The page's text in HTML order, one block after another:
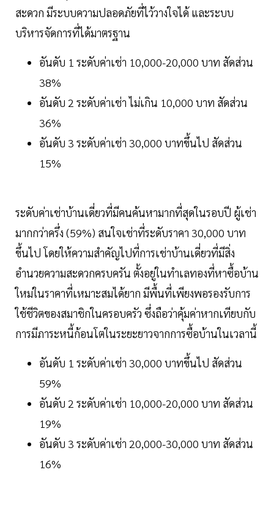
สะดวก มีระบบความปลอดภัยที่ไว้วางใจได้ และระบบ
บริหารจัดการที่ได้มาตรฐาน
อันดับ 1 ระดับค่าเช่า 10,000-20,000 บาท สัดส่วน
38%
อันดับ 2 ระดับค่าเช่า ไม่เกิน 10,000 บาท สัดส่วน
36%
อันดับ 3 ระดับค่าเช่า 30,000 บาทขึ้นไป สัดส่วน
15%
ระดับค่าเช่าบ้านเดี่ยวที่มีคนค้นหามากที่สุดในรอบปี ผู้เช่า
มากกว่าครึ่ง (59%) สนใจเช่าที่ระดับราคา 30,000 บาท
ขึ้นไป โดยให้ความสำคัญไปที่การเช่าบ้านเดี่ยวที่มีสิ่ง
อำนวยความสะดวกครบครัน ตั้งอยู่ในทำเลทองที่หาซื้อบ้าน
ใหม่ในราคาที่เหมาะสมได้ยาก มีพื้นที่เพียงพอรองรับการ
ใช้ชีวิตของสมาชิกในครอบครัว ซึ่งถือว่าคุ้มค่าหากเทียบกับ
การมีภาระหนี้ก้อนโตในระยะยาวจากการซื้อบ้านในเวลานี้
อันดับ 1 ระดับค่าเช่า 30,000 บาทขึ้นไป สัดส่วน
59%
อันดับ 2 ระดับค่าเช่า 10,000-20,000 บาท สัดส่วน
19%
อันดับ 3 ระดับค่าเช่า 20,000-30,000 บาท สัดส่วน
16%